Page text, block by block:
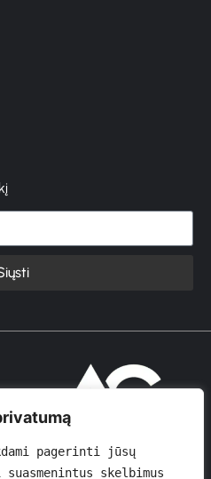
pagerinti jūsų
skelbimus